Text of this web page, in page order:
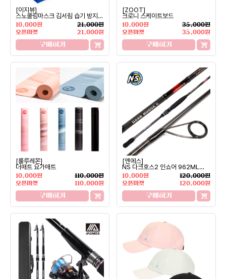
[이지뷰]
스노쿨링마스크 김서림 습기 방지
3개
10,000원
21,000원
오픈마켓
21,000원
구매하기
[ZOOT]
크로니 스케이트보드
10,000원
35,000원
오픈마켓
35,000원
구매하기
[룰루레몬]
더매트 요가매트
10,000원
110,000원
오픈마켓
110,000원
구매하기
[엔에스]
NS 다크호스2 인쇼어 962ML
낚시대
10,000원
120,000원
오픈마켓
120,000원
구매하기